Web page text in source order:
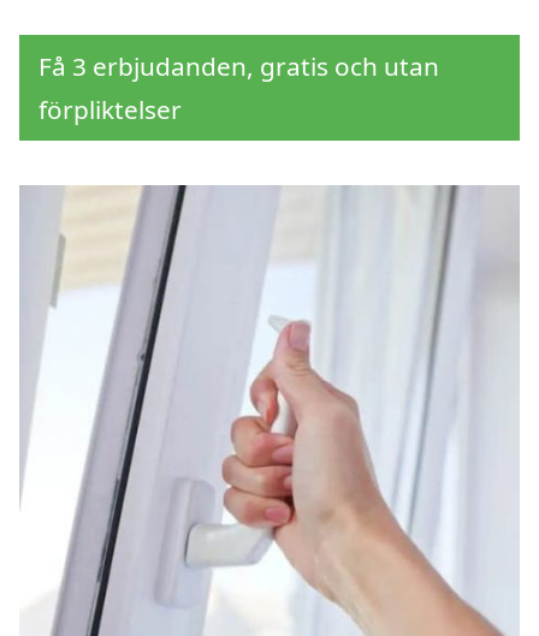
Få 3 erbjudanden, gratis och utan
förpliktelser